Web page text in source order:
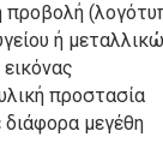
προβολή
ή
προστασία
διάφορα μεγέθη